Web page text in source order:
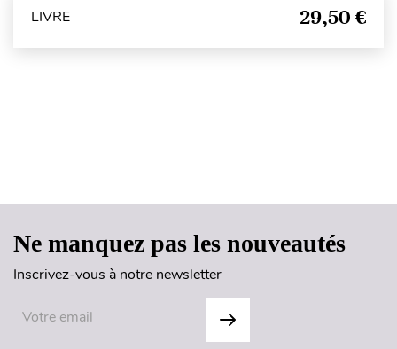
LIVRE 29,50 €
Ne manquez pas les nouveautés
Inscrivez-vous à notre newsletter